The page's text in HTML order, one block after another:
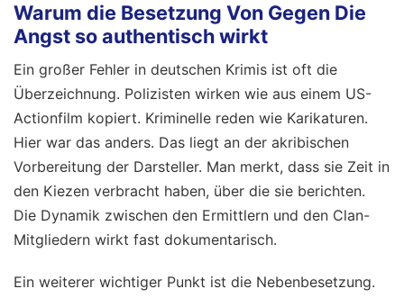
Warum die Besetzung Von Gegen Die
Angst so authentisch wirkt
Ein großer Fehler in deutschen Krimis ist oft die
Überzeichnung. Polizisten wirken wie aus einem US-
Actionfilm kopiert. Kriminelle reden wie Karikaturen.
Hier war das anders. Das liegt an der akribischen
Vorbereitung der Darsteller. Man merkt, dass sie Zeit in
den Kiezen verbracht haben, über die sie berichten.
Die Dynamik zwischen den Ermittlern und den Clan-
Mitgliedern wirkt fast dokumentarisch.
Ein weiterer wichtiger Punkt ist die Nebenbesetzung.